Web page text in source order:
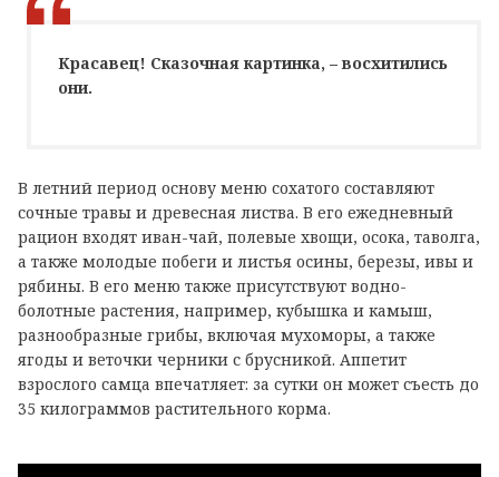
Красавец! Сказочная картинка, – восхитились
они.
В летний период основу меню сохатого составляют
сочные травы и древесная листва. В его ежедневный
рацион входят иван-чай, полевые хвощи, осока, таволга,
а также молодые побеги и листья осины, березы, ивы и
рябины. В его меню также присутствуют водно-
болотные растения, например, кубышка и камыш,
разнообразные грибы, включая мухоморы, а также
ягоды и веточки черники с брусникой. Аппетит
взрослого самца впечатляет: за сутки он может съесть до
35 килограммов растительного корма.